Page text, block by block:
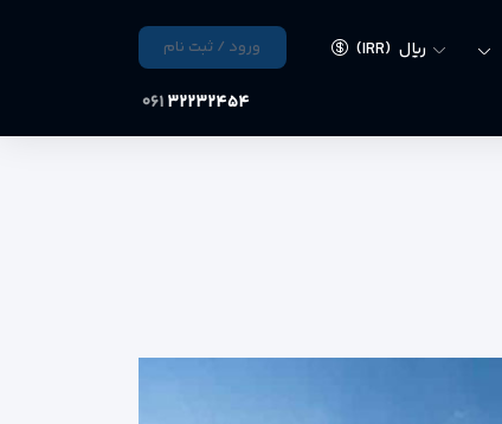
ریال (IRR) ورود / ثبت نام
۳۲۲۳۲۴۵۴۰۶۱